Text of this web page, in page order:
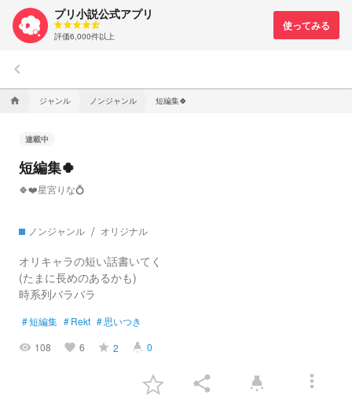
プリ小説公式アプリ
評価6,000件以上
keyboard_arrow_left
home ジャンル ノンジャンル 短編集🍀
連載中
短編集🍀
🍀❤️星宮りな💍
ノンジャンル オリジナル
オリキャラの短い話書いてく
(たまに長めのあるかも)
時系列バラバラ
#短編集 #Rekt #思いつき
visibility 108 favorite 6 grade 2 highlight 0
share highlight more_vert